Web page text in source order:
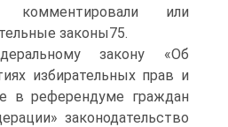
комментировали или
законы75.
закону «Об
избирательных прав и
в референдуме граждан
законодательство